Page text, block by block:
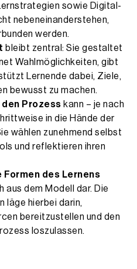
sowie Digital-
nebeneinanderstehen,
werden.
bleibt zentral: Sie gestaltet
Wahlmöglichkeiten, gibt
Lernende dabei, Ziele,
bewusst zu machen.
Prozess kann – je nach
in die Hände der
wählen zunehmend selbst
und reflektieren ihren
des Lernens
aus dem Modell dar. Die
läge hierbei darin,
bereitzustellen und den
loszulassen.